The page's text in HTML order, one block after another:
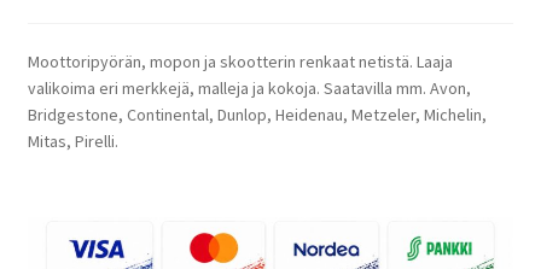
Moottoripyörän, mopon ja skootterin renkaat netistä. Laaja
valikoima eri merkkejä, malleja ja kokoja. Saatavilla mm. Avon,
Bridgestone, Continental, Dunlop, Heidenau, Metzeler, Michelin,
Mitas, Pirelli.